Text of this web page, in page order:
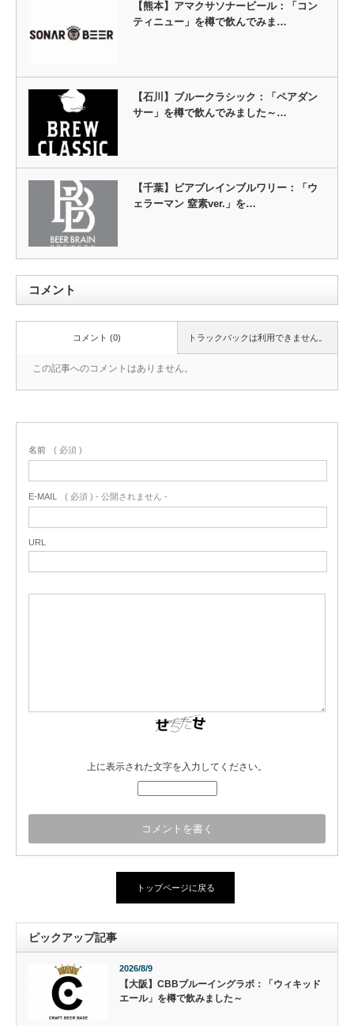
【熊本】アマクサソナービール：「コン
ティニュー」を樽で飲んでみま…
【石川】ブルークラシック：「ペアダン
サー」を樽で飲んでみました～…
【千葉】ビアブレインブルワリー：「ウ
ェラーマン 窒素ver.」を…
コメント
トラックバックは利用できません。
コメント (0)
この記事へのコメントはありません。
名前 ( 必須 )
E-MAIL ( 必須 ) - 公開されません -
URL
上に表示された文字を入力してください。
トップページに戻る
ピックアップ記事
2026/8/9
【大阪】CBBブルーイングラボ：「ウィキッド
エール」を樽で飲みました～